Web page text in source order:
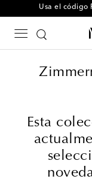
Usa el código
Esta